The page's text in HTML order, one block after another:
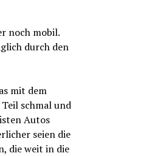
noch mobil.
durch den
mit dem
schmal und
Autos
seien die
die weit in die